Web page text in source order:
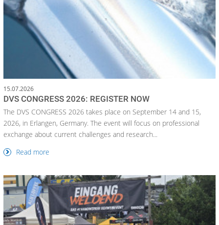
15.07.2026
DVS CONGRESS 2026: REGISTER NOW
The DVS CONGRESS 2026 takes place on September 14 and 15,
2026, in Erlangen, Germany. The event will focus on professional
exchange about current challenges and research...
Read more